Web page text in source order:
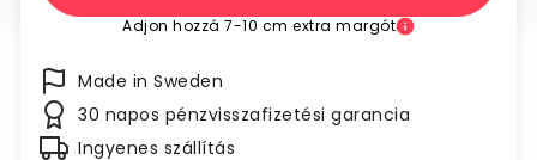
Adjon hozzá 7-10 cm extra margót
Made in Sweden
30 napos pénzvisszafizetési garancia
Ingyenes szállítás